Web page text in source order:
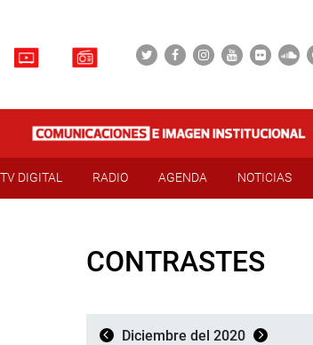
TV DIGITAL RADIO AGENDA NOTICIAS
CONTRASTES
Diciembre del 2020